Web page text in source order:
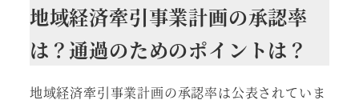
地域経済牽引事業計画の承認率
は？通過のためのポイントは？
地域経済牽引事業計画の承認率は公表されていま